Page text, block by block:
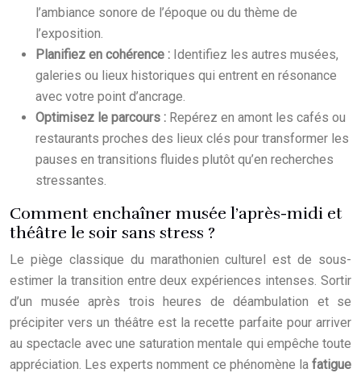
l’ambiance sonore de l’époque ou du thème de
l’exposition.
Planifiez en cohérence : Identifiez les autres musées,
galeries ou lieux historiques qui entrent en résonance
avec votre point d’ancrage.
Optimisez le parcours : Repérez en amont les cafés ou
restaurants proches des lieux clés pour transformer les
pauses en transitions fluides plutôt qu’en recherches
stressantes.
Comment enchaîner musée l’après-midi et
théâtre le soir sans stress ?
Le piège classique du marathonien culturel est de sous-
estimer la transition entre deux expériences intenses. Sortir
d’un musée après trois heures de déambulation et se
précipiter vers un théâtre est la recette parfaite pour arriver
au spectacle avec une saturation mentale qui empêche toute
appréciation. Les experts nomment ce phénomène la fatigue